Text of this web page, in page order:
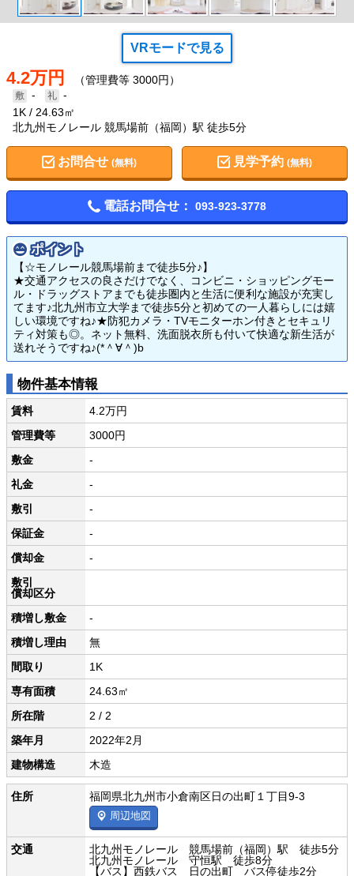
VRモードで見る
4.2万円 （管理費等 3000円）
-
-
1K
24.63㎡
北九州モノレール 競馬場前（福岡）駅 徒歩5分
お問合せ (無料) 見学予約(無料)
電話お問合せ： 093-923-3778
ポイント
【☆モノレール競馬場前まで徒歩5分♪】
★交通アクセスの良さだけでなく、コンビニ・ショッピングモー
ル・ドラッグストアまでも徒歩圏内と生活に便利な施設が充実し
てます♪北九州市立大学まで徒歩5分と初めての一人暮らしには嬉
しい環境ですね♪★防犯カメラ・TVモニターホン付きとセキュリ
ティ対策も◎。ネット無料、洗面脱衣所も付いて快適な新生活が
送れそうですね♪(*＾∀＾)b
物件基本情報
賃料
4.2万円
管理費等
3000円
敷金
-
礼金
-
敷引
-
保証金
-
償却金
-
敷引
償却区分
積増し敷金
-
積増し理由
無
間取り
1K
専有面積
24.63㎡
所在階
2 / 2
築年月
2022年2月
建物構造
木造
住所 福岡県北九州市小倉南区日の出町１丁目9-3
周辺地図
交通
北九州モノレール 競馬場前（福岡）駅 徒歩5分
北九州モノレール 守恒駅 徒歩8分
【バス】西鉄バス 日の出町 バス停徒歩2分